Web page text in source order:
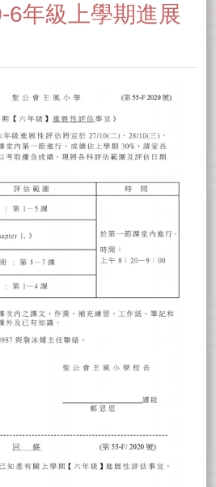
6年級上學期進展